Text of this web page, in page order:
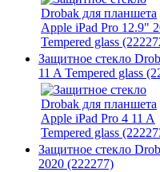
Защитное стекло
11 A Tempered glass
Защитное стекло
2020 (222277)